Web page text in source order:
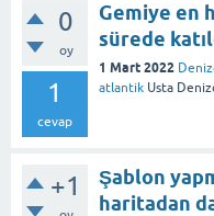
0
oy
1
cevap
Gemiye en
sürede
1 Mart 2022
atlantik Usta
+1
Şablon
haritadan